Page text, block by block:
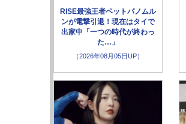
RISE最強王者ペットパノムル
ンが電撃引退！現在はタイで
出家中「一つの時代が終わっ
た…」
（2026年08月05日UP）